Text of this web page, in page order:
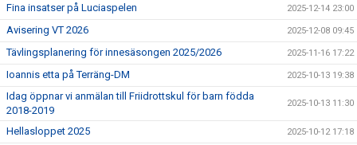
Fina insatser på Luciaspelen 2025-12-14 23:00
Avisering VT 2026 2025-12-08 09:45
Tävlingsplanering för innesäsongen 2025/2026 2025-11-16 17:22
Ioannis etta på Terräng-DM 2025-10-13 19:38
Idag öppnar vi anmälan till Friidrottskul för barn födda
2018-2019
2025-10-13 11:30
Hellasloppet 2025 2025-10-12 17:18